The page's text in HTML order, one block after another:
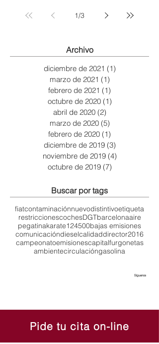
1/3
Archivo
diciembre de 2021 (1)1 entrada
marzo de 2021 (1)1 entrada
febrero de 2021 (1)
octubre de 2020 (1)1 entrada
abril de 2020 (2)2 entradas
marzo de 2020 (5)5 entradas
febrero de 2020 (1)
diciembre de 2019 (3)3 entradas
noviembre de 2019 (4)4 entradas
octubre de 2019 (7)7 entradas
Buscar por tags
Síguenos
fiatcontaminaciónnuevodistintivoetiqueta
restriccionescochesDGTbarcelonaaire
pegatinakarate124500bajas emisiones
comunicacióndieselcalidaddirector2016
campeonatoemisionescapitalfurgonetas
ambientecirculacióngasolina
Pide tu cita on-line